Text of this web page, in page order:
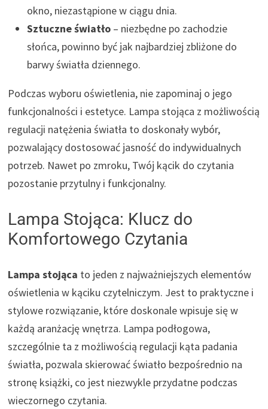
okno, niezastąpione w ciągu dnia.
Sztuczne światło – niezbędne po zachodzie
słońca, powinno być jak najbardziej zbliżone do
barwy światła dziennego.
Podczas wyboru oświetlenia, nie zapominaj o jego
funkcjonalności i estetyce. Lampa stojąca z możliwością
regulacji natężenia światła to doskonały wybór,
pozwalający dostosować jasność do indywidualnych
potrzeb. Nawet po zmroku, Twój kącik do czytania
pozostanie przytulny i funkcjonalny.
Lampa Stojąca: Klucz do
Komfortowego Czytania
Lampa stojąca to jeden z najważniejszych elementów
oświetlenia w kąciku czytelniczym. Jest to praktyczne i
stylowe rozwiązanie, które doskonale wpisuje się w
każdą aranżację wnętrza. Lampa podłogowa,
szczególnie ta z możliwością regulacji kąta padania
światła, pozwala skierować światło bezpośrednio na
stronę książki, co jest niezwykle przydatne podczas
wieczornego czytania.